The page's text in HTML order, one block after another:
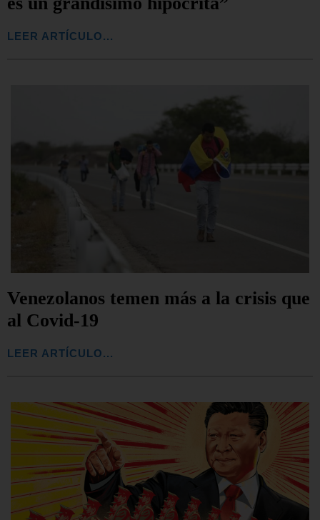
LEER ARTÍCULO...
Venezolanos temen más a la crisis que
al Covid-19
LEER ARTÍCULO...